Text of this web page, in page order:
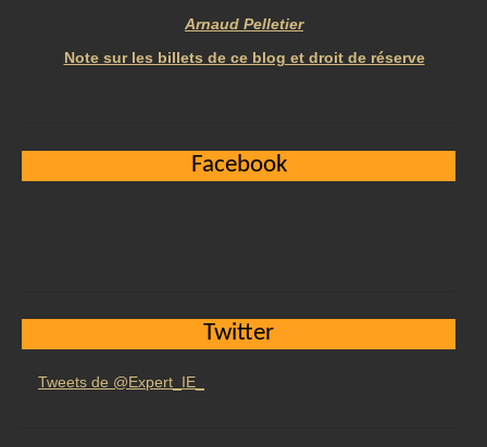
Arnaud Pelletier
Note sur les billets de ce blog et droit de réserve
Facebook
Twitter
Tweets de @Expert_IE_